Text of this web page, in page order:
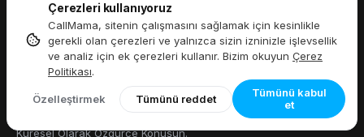
Her Zaman, Her Yerde Bağlantıda
Küresel Olarak Özgürce Konuşun.
Çerezleri kullanıyoruz
CallMama, sitenin çalışmasını sağlamak için kesinlikle
gerekli olan çerezleri ve yalnızca sizin izninizle işlevsellik
ve analiz için ek çerezleri kullanır. Bizim okuyun Çerez
Politikası.
Özelleştirmek Tümünü reddet
Tümünü kabul
et